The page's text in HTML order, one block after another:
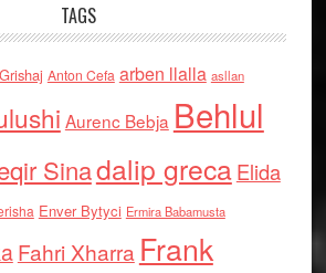
TAGS
Anton Cefa arben llalla asllan
Aurenc Bebja Behlul
Sinadalip grecaElida
Enver Bytyci Ermira Babamusta
Fahri Xharra Frank